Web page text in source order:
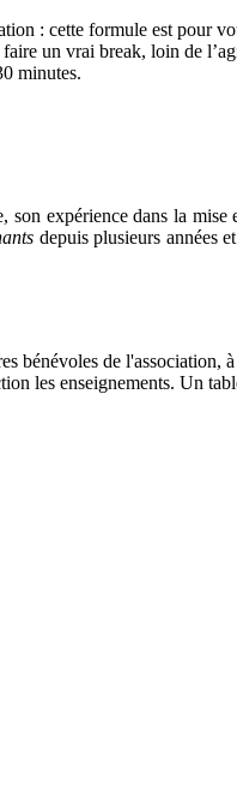
: cette formule est pour
un vrai break, loin de
minutes.
expérience dans la mise
depuis plusieurs années
bénévoles de l'association,
les enseignements. Un